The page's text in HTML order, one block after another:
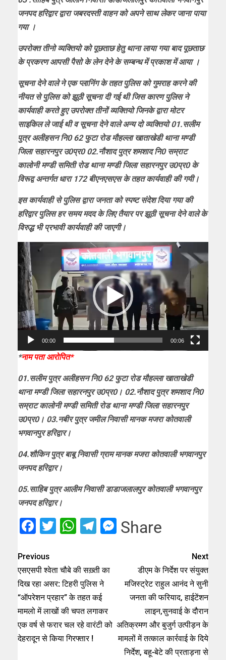
जनपद हरिद्वार द्वारा जबरदस्ती वाहन को अपने साथ लेकर जाना पाया
गया ।
उपरोक्त तीनो व्यक्तियो को पूछताछ हेतु थाना लाया गया बाद पूछताछ
के प्रकरण आपसी पैसो के लेन देने के सम्बन्ध में प्रकाश में आया ।
सूचना देने वाले ने एक प्लानिंग के तहत पुलिस को गुमराह करने की
नीयत से पुलिस को झूठी सूचना दी गई थी जिस कारण पुलिस ने
कार्यवाही करते हुए उपरोक्त तीनों व्यक्तियो जिनके द्वारा मोटर
साइकिल ले जाई थी व सूचना देने वाले अन्य दो व्यक्तियो 01.सलीम
पुत्र अलीहसन नि0 62 फुटा रोड मौहल्ला खाताखेडी थाना मण्डी
जिला सहारनपुर उ0प्र0 02.नौशाद पुत्र शमशाद नि0 सम्राट
कालोनी मण्डी समिती रोड थाना मण्डी जिला सहारनपुर उ0प्र0 के
विरूद्व अन्तर्गत धारा 172 बीएनएसएस के तहत कार्यवाही की गयी।
इस कार्यवाही से पुलिस द्वारा जनता को स्पष्ट संदेश दिया गया की
हरिद्वार पुलिस हर समय मदद के लिए तैयार पर झूठी सूचना देने वाले के
विरुद्ध भी प्रभावी कार्यवाही की जाएगी।
Video
Player
00:00 00:06
*नाम पता आरोपित*
01.सलीम पुत्र अलीहसन नि0 62 फुटा रोड मौहल्ला खाताखेडी
थाना मण्डी जिला सहारनपुर उ0प्र0। 02.नौशाद पुत्र शमशाद नि0
सम्राट कालोनी मण्डी समिती रोड थाना मण्डी जिला सहारनपुर
उ0प्र0। 03.नबीर पुत्र जमील निवासी मानक मजरा कोतवाली
भगवानपुर हरिद्वार।
04.शौकिन पुत्र बाबू निवासी ग्राम मानक मजरा कोतवाली भगवानपुर
जनपद हरिद्वार।
05.साहिब पुत्र आलीम निवासी डाडाजलालपुर कोतवाली भगवानपुर
जनपद हरिद्वार।
Facebook
TwitterWhatsApp
Telegram
Messenger
Share
Previous
एसएसपी श्वेता चौबे की सख़्ती का
दिख रहा असर: टिहरी पुलिस ने
“ऑपरेशन प्रहार” के तहत कई
मामलो में लाखों की चपत लगाकर
एक वर्ष से फरार चल रहे वारंटी को
देहरादून से किया गिरफ्तार !
Next
डीएम के निर्देश पर संयुक्त
मजिस्ट्रेट राहुल आनंद ने सुनी
जनता की फरियाद, हाईटेंशन
लाइन,सुनवाई के दौरान
अतिक्रमण और बुजुर्ग उत्पीड़न के
मामलों में तत्काल कार्रवाई के दिये
निर्देश, बहू-बेटे की प्रताड़ना से